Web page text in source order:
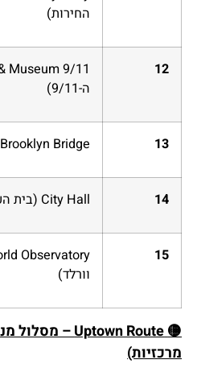
החירות)
12
ה-9/11)
13 Brooklyn Bridge (גשר ברוקלין)
14 City Hall (בית העירייה)
15
וורלד)
🟡
מרכזיות)